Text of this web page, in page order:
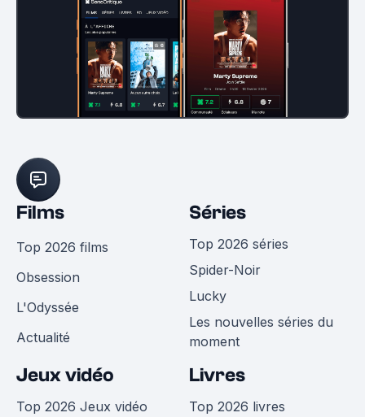
Films
Top 2026 films
Obsession
L'Odyssée
Actualité
Séries
Top 2026 séries
Spider-Noir
Lucky
Les nouvelles séries du
moment
Jeux vidéo
Top 2026 Jeux vidéo
Livres
Top 2026 livres